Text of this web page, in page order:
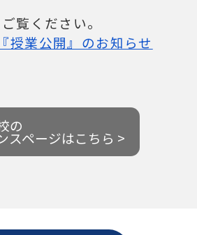
覧ください。
授業公開』のお知らせ
の
スページはこちら >